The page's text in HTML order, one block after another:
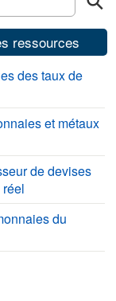
ressources
des taux de
et métaux
de devises
du